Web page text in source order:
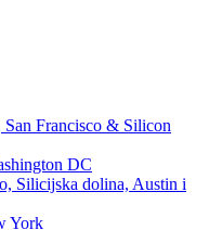
Francisco & Silicon
DC
Silicijska dolina, Austin i
York